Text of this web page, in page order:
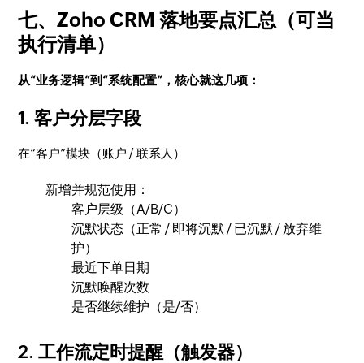
七、Zoho CRM 落地要点汇总（可当
执行清单）
从“业务逻辑”到“系统配置”，核心就这几项：
1. 客户分层字段
在“客户”模块（账户 / 联系人）
新增并规范使用：
客户层级（A/B/C）
沉默状态（正常 / 即将沉默 / 已沉默 / 放弃维
护）
最近下单日期
沉默唤醒次数
是否继续维护（是/否）
2. 工作流定时提醒（触发器）